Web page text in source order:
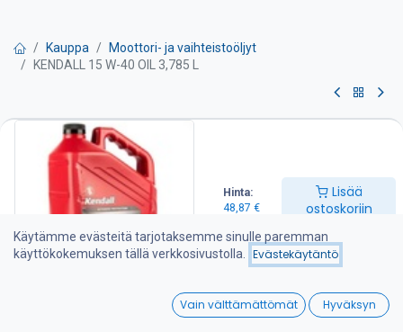
Hinta:
48,87 €
Lisää
ostoskoriin
Wishlist
Kauppa
Moottori- ja vaihteistoöljyt
KENDALL 15 W-40 OIL 3,785 L
KENDALL 15 W-40 OIL 3,785 L
Kendall moottori- ja vaihteistoöljyt ovat parafiinirakenteisia
mineraaliöljyjä Pohjois-Amerikan öljyalueelta ja soveltuvat
erinomaisesti meridieselmoottoreihin valuvan talvisuojaus- ja
paksun voitelukalvo-ominaisuuksiensa takia. Öljyjen hyvistä
käyttö- ja kestävyysominaisuuksista kertoo myös niiden
laajamittainen käyttö ammattikoneissa kuten pyöräkuormaajissa
Parafiinipohjaisen öljyn ominaisuuksiin kuuluvat hyvä voitelevuus,
vahva kulumisenesto ja erinomaiset suojausominaisuudet
Käytämme evästeitä tarjotaksemme sinulle paremman
käyttökokemuksen tällä verkkosivustolla.
Evästekäytäntö
Vain välttämättömät Hyväksyn